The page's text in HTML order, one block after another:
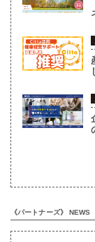
《パートナーズ》 NEWS